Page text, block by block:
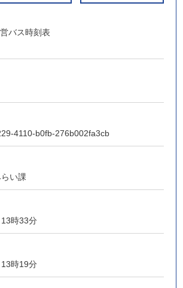
バス時刻表
4110-b0fb-276b002fa3cb
い課
時33分
時19分